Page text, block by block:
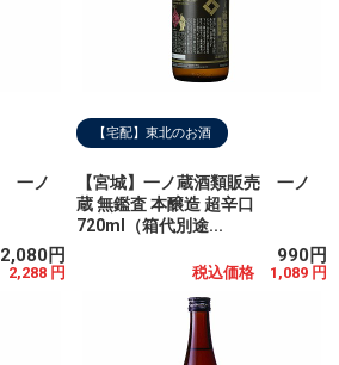
一ノ
2,080円
円
【宅配】東北のお酒
【宮城】一ノ蔵酒類販売 一ノ
蔵 無鑑査 本醸造 超辛口
720ml（箱代別途...
990円
税込価格 1,089 円